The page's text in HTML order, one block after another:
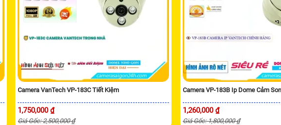
Camera VanTech VP-183C Tiết Kiệm
1,750,000 ₫
Giá Gốc: 2,500,000 ₫
Camera VP-183B Ip Dome Cảm
1,260,000 ₫
Giá Gốc: 1,800,000 ₫